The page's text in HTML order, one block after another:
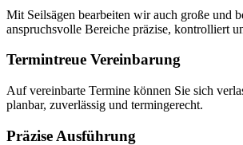
Mit Seilsägen bearbeiten wir auch große und
anspruchsvolle Bereiche präzise, kontrolliert
Termintreue Vereinbarung
Auf vereinbarte Termine können Sie sich
planbar, zuverlässig und termingerecht.
Präzise Ausführung